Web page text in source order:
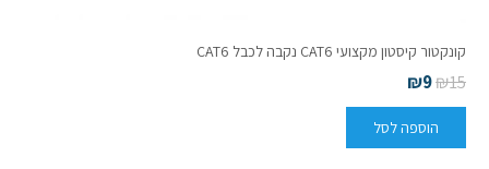
קונקטור קיסטון מקצועי CAT6 נקבה לכבל CAT6
₪15
₪9
הוספה לסל